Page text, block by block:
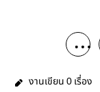
งานเขียน 0 เรื่อง